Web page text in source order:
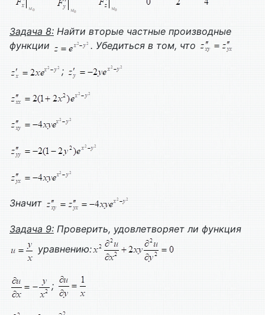
Задача 8: Найти вторые частные производные
функции
. Убедиться в том, что
;
Значит
Задача 9: Проверить, удовлетворяет ли функция
уравнению:
;